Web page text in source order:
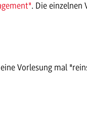
. Die einzelnen
Vorlesung mal